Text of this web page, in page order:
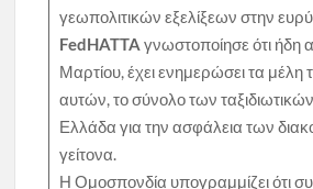
γεωπολιτικών εξελίξεων στην
FedHATTA γνωστοποίησε ότι ήδη
Μαρτίου, έχει ενημερώσει τα μέλη
αυτών, το σύνολο των
Ελλάδα για την ασφάλεια των
γείτονα.
Η Ομοσπονδία υπογραμμίζει ότι